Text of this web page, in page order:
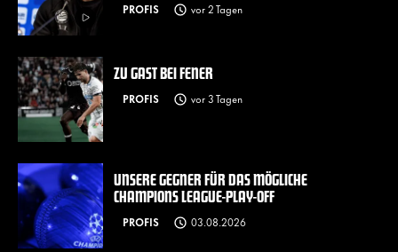
PROFIS vor 2 Tagen
ZU GAST BEI FENER
PROFIS vor 3 Tagen
UNSERE GEGNER FÜR DAS MÖGLICHE
CHAMPIONS LEAGUE-PLAY-OFF
PROFIS 03.08.2026